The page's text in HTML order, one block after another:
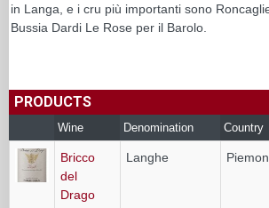
in Langa, e i cru più importanti sono
Bussia Dardi Le Rose per il Barolo.
PRODUCTS
Wine Denomination Country
Bricco
del
Drago
Langhe